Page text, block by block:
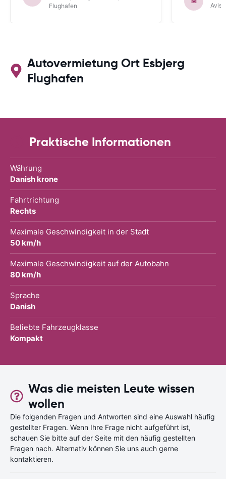
Flughafen
Avis
Autovermietung Ort Esbjerg
Flughafen
Praktische Informationen
Währung
Danish krone
Fahrtrichtung
Rechts
Maximale Geschwindigkeit in der Stadt
50 km/h
Maximale Geschwindigkeit auf der Autobahn
80 km/h
Sprache
Danish
Beliebte Fahrzeugklasse
Kompakt
Was die meisten Leute wissen
wollen
Die folgenden Fragen und Antworten sind eine Auswahl häufig
gestellter Fragen. Wenn Ihre Frage nicht aufgeführt ist,
schauen Sie bitte auf der Seite mit den häufig gestellten
Fragen nach. Alternativ können Sie uns auch gerne
kontaktieren.